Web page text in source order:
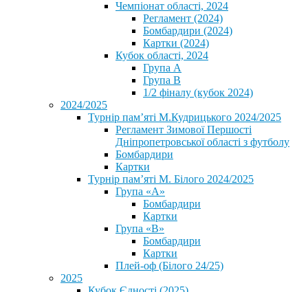
Чемпіонат області, 2024
Регламент (2024)
Бомбардири (2024)
Картки (2024)
Кубок області, 2024
Група А
Група В
1/2 фіналу (кубок 2024)
2024/2025
Турнір пам’яті М.Кудрицького 2024/2025
Регламент Зимової Першості
Дніпропетровської області з футболу
Бомбардири
Картки
Турнір пам’яті М. Білого 2024/2025
Група «А»
Бомбардири
Картки
Група «В»
Бомбардири
Картки
Плей-оф (Білого 24/25)
2025